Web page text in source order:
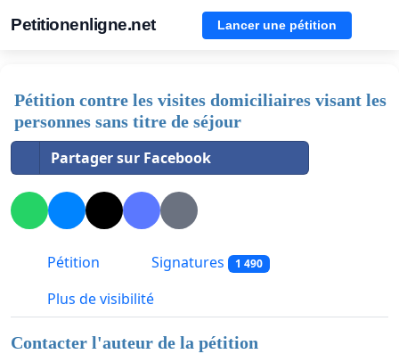
Petitionenligne.net Lancer une pétition
Pétition contre les visites domiciliaires visant les
personnes sans titre de séjour
Partager sur Facebook
Pétition Signatures 1 490
Plus de visibilité
Contacter l'auteur de la pétition